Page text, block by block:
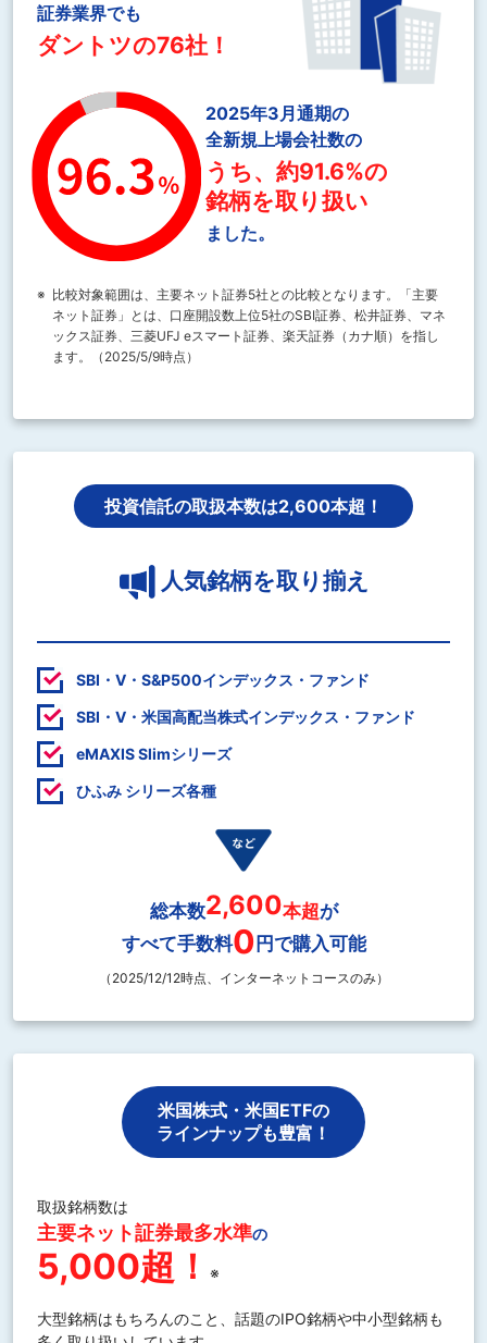
証券業界でも
ダントツの76社！
2025年3月通期の
全新規上場会社数の
うち、約91.6%の
銘柄を取り扱い
ました。
※ 比較対象範囲は、主要ネット証券5社との比較となります。「主要
ネット証券」とは、口座開設数上位5社のSBI証券、松井証券、マネ
ックス証券、三菱UFJ eスマート証券、楽天証券（カナ順）を指し
ます。（2025/5/9時点）
投資信託の取扱本数は2,600本超！
人気銘柄を取り揃え
SBI・V・S&P500インデックス・ファンド
SBI・V・米国高配当株式インデックス・ファンド
eMAXIS Slimシリーズ
ひふみ シリーズ各種
総本数2,600本超が
すべて手数料0 円で購入可能
（2025/12/12時点、インターネットコースのみ）
米国株式・米国ETFの
ラインナップも豊富！
取扱銘柄数は
主要ネット証券最多水準の
5,000超！ ※
大型銘柄はもちろんのこと、話題のIPO銘柄や中小型銘柄も